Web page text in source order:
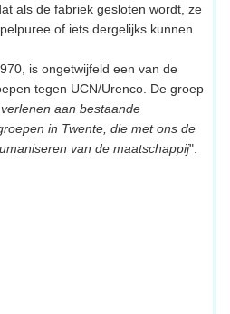
als de fabriek gesloten wordt, ze
of iets dergelijks kunnen
is ongetwijfeld een van de
tegen UCN/Urenco. De groep
aan bestaande
in Twente, die met ons de
van de maatschappij".